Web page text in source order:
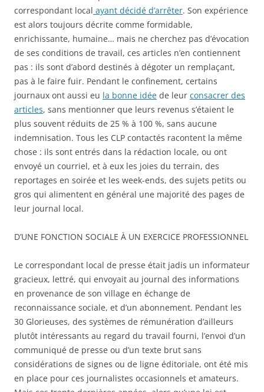
correspondant local ayant décidé d’arrêter. Son expérience
est alors toujours décrite comme formidable,
enrichissante, humaine… mais ne cherchez pas d’évocation
de ses conditions de travail, ces articles n’en contiennent
pas : ils sont d’abord destinés à dégoter un remplaçant,
pas à le faire fuir. Pendant le confinement, certains
journaux ont aussi eu la bonne idée de leur consacrer des
articles, sans mentionner que leurs revenus s’étaient le
plus souvent réduits de 25 % à 100 %, sans aucune
indemnisation. Tous les CLP contactés racontent la même
chose : ils sont entrés dans la rédaction locale, ou ont
envoyé un courriel, et à eux les joies du terrain, des
reportages en soirée et les week-ends, des sujets petits ou
gros qui alimentent en général une majorité des pages de
leur journal local.
D’UNE FONCTION SOCIALE À UN EXERCICE PROFESSIONNEL
Le correspondant local de presse était jadis un informateur
gracieux, lettré, qui envoyait au journal des informations
en provenance de son village en échange de
reconnaissance sociale, et d’un abonnement. Pendant les
30 Glorieuses, des systèmes de rémunération d’ailleurs
plutôt intéressants au regard du travail fourni, l’envoi d’un
communiqué de presse ou d’un texte brut sans
considérations de signes ou de ligne éditoriale, ont été mis
en place pour ces journalistes occasionnels et amateurs.